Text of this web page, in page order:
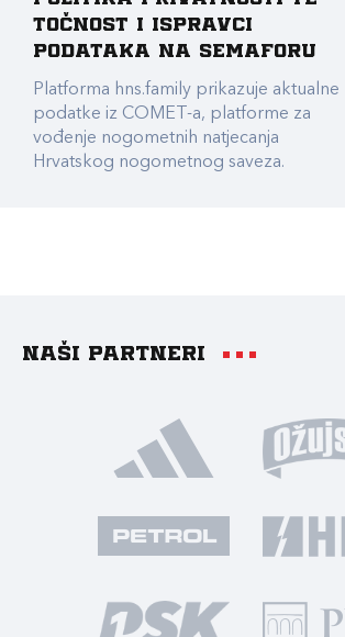
točnost i ispravci
podataka na Semaforu
Platforma hns.family prikazuje aktualne
podatke iz COMET-a, platforme za
vođenje nogometnih natjecanja
Hrvatskog nogometnog saveza.
Naši partneri